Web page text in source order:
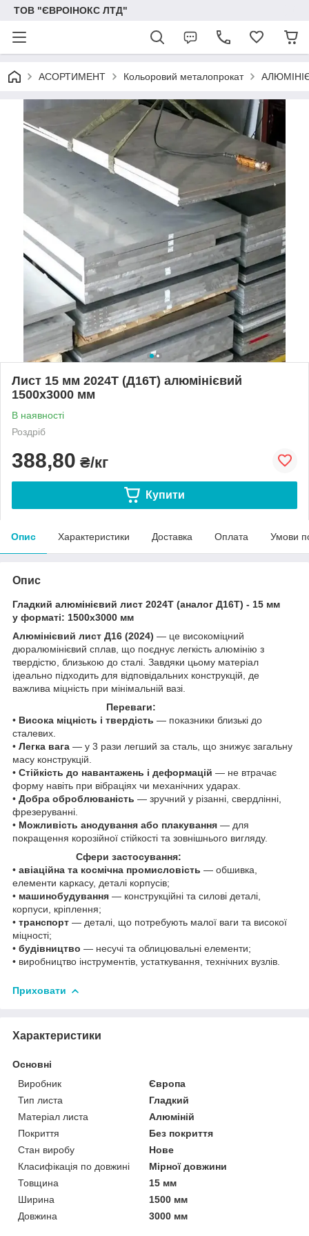
ТОВ "ЄВРОІНОКС ЛТД"
АСОРТИМЕНТ Кольоровий металопрокат
Лист 15 мм 2024Т (Д16Т) алюмінієвий
1500х3000 мм
В наявності
Роздріб
388,80 ₴/кг
Купити
Опис Характеристики Доставка Оплата Умови
Опис
Гладкий алюмінієвий лист 2024Т (аналог Д16Т) - 15 мм
у форматі: 1500х3000 мм
Алюмінієвий лист Д16 (2024) — це високоміцний
дюралюмінієвий сплав, що поєднує легкість алюмінію з
твердістю, близькою до сталі. Завдяки цьому матеріал
ідеально підходить для відповідальних конструкцій, де
важлива міцність при мінімальній вазі.
Переваги:
• Висока міцність і твердість — показники близькі до
сталевих.
• Легка вага — у 3 рази легший за сталь, що знижує загальну
масу конструкцій.
• Стійкість до навантажень і деформацій — не втрачає
форму навіть при вібраціях чи механічних ударах.
• Добра оброблюваність — зручний у різанні, свердлінні,
фрезеруванні.
• Можливість анодування або плакування — для
покращення корозійної стійкості та зовнішнього вигляду.
Сфери застосування:
• авіаційна та космічна промисловість — обшивка,
елементи каркасу, деталі корпусів;
• машинобудування — конструкційні та силові деталі,
корпуси, кріплення;
• транспорт — деталі, що потребують малої ваги та високої
міцності;
• будівництво — несучі та облицювальні елементи;
• виробництво інструментів, устаткування, технічних вузлів.
Приховати
Характеристики
Основні
Виробник
Європа
Тип листа
Гладкий
Матеріал листа
Алюміній
Покриття
Без покриття
Стан виробу
Нове
Класифікація по довжині
Мірної довжини
Товщина
15 мм
Ширина
1500 мм
Довжина
3000 мм